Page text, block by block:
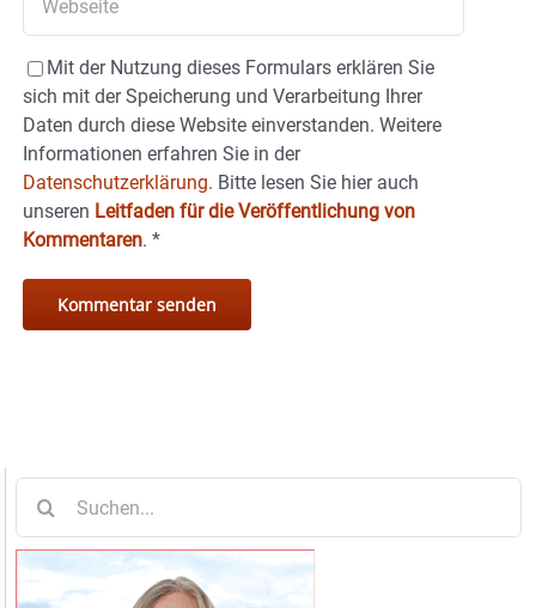
Mit der Nutzung dieses Formulars erklären Sie
sich mit der Speicherung und Verarbeitung Ihrer
Daten durch diese Website einverstanden. Weitere
Informationen erfahren Sie in der
Datenschutzerklärung. Bitte lesen Sie hier auch
unseren Leitfaden für die Veröffentlichung von
Kommentaren. *
nach: